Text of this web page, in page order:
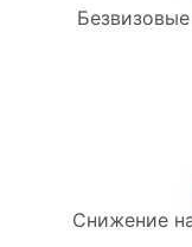
Снижение